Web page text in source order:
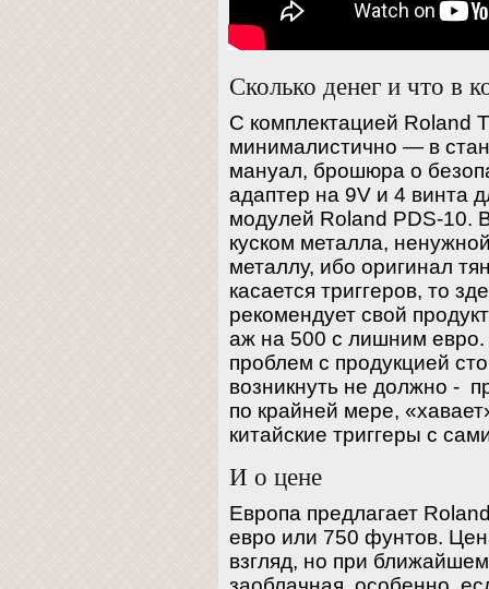
Сколько денег и что в
С комплектацией Roland
минималистично — в
мануал, брошюра о
адаптер на 9V и 4 винта
модулей Roland PDS-10.
куском металла,
металлу, ибо оригинал
касается триггеров, то
рекомендует свой
аж на 500 с лишним евро.
проблем с продукцией
возникнуть не должно -
по крайней мере,
китайские триггеры с
И о цене
Европа предлагает
евро или 750 фунтов.
взгляд, но при